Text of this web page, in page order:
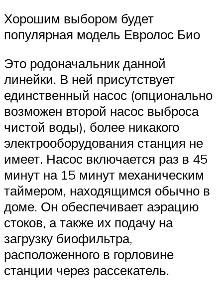
Хорошим выбором будет
популярная модель Евролос Био
Это родоначальник данной
линейки. В ней присутствует
единственный насос (опционально
возможен второй насос выброса
чистой воды), более никакого
электрооборудования станция не
имеет. Насос включается раз в 45
минут на 15 минут механическим
таймером, находящимся обычно в
доме. Он обеспечивает аэрацию
стоков, а также их подачу на
загрузку биофильтра,
расположенного в горловине
станции через рассекатель.